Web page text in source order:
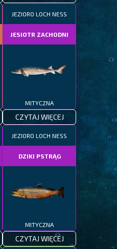
JEZIORO LOCH NESS
JESIOTR ZACHODNI
MITYCZNA
CZYTAJ WIĘCEJ
JEZIORO LOCH NESS
DZIKI PSTRĄG
MITYCZNA
CZYTAJ WIĘCEJ